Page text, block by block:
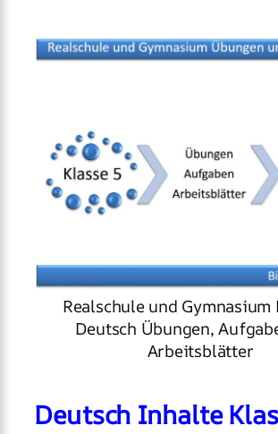
Realschule und Gymnasium
Deutsch Übungen,
Arbeitsblätter
Deutsch Inhalte